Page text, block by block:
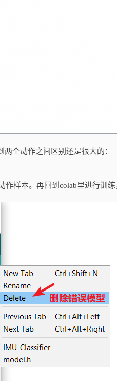
个动作之间区别还是很大的：
样本。再回到colab里进行训练